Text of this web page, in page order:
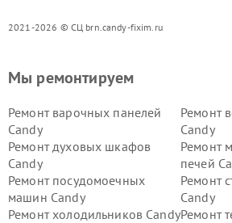
2021-2026 © СЦ brn.candy-fixim.ru
Мы ремонтируем
Ремонт варочных панелей
Candy
Ремонт
Candy
Ремонт духовых шкафов
Candy
Ремонт
печей
Ремонт посудомоечных
машин Candy
Ремонт
Candy
Ремонт холодильников CandyРемонт